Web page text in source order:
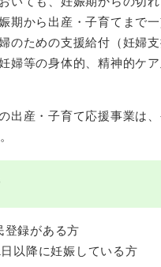
期から出産・子育てまで
のための支援給付（妊婦支
婦等の身体的、精神的ケ
出産・子育て応援事業は
登録がある方
以降に妊娠している方